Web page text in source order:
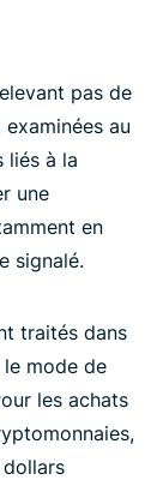
pas de
au
liés à la
une
en
signalé.
traités dans
mode de
les achats